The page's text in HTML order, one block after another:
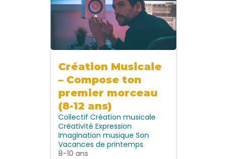
Création Musicale
– Compose ton
premier morceau
(8-12 ans)
Collectif Création musicale
Créativité Expression
Imagination musique Son
Vacances de printemps
8-10 ans